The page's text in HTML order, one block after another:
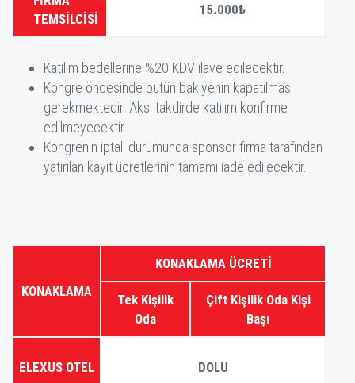
TEMSİLCİSİ
15.000₺
Katılım bedellerine %20 KDV ilave edilecektir.
Kongre öncesinde bütün bakiyenin kapatılması
gerekmektedir. Aksi takdirde katılım konfirme
edilmeyecektir.
Kongrenin iptali durumunda sponsor firma tarafından
yatırılan kayıt ücretlerinin tamamı iade edilecektir.
KONAKLAMA
KONAKLAMA ÜCRETİ
Tek Kişilik
Oda
Çift Kişilik Oda Kişi
Başı
ELEXUS OTEL DOLU